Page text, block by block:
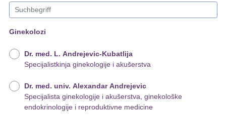
Ginekolozi
Dr. med. L. Andrejevic-Kubatlija
Specijalistkinja ginekologije i akušerstva
Dr. med. univ. Alexandar Andrejevic
Specijalista ginekologije i akušerstva, ginekološke
endokrinologije i reproduktivne medicine